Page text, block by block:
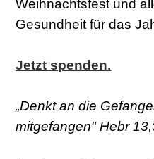
Weihnachtsfest und
Gesundheit für das
Jetzt spenden.
„Denkt an die
mitgefangen" Hebr